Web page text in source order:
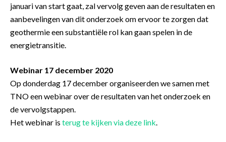
januari van start gaat, zal vervolg geven aan de resultaten en
aanbevelingen van dit onderzoek om ervoor te zorgen dat
geothermie een substantiële rol kan gaan spelen in de
energietransitie.
Webinar 17 december 2020
Op donderdag 17 december organiseerden we samen met
TNO een webinar over de resultaten van het onderzoek en
de vervolgstappen.
Het webinar is terug te kijken via deze link.